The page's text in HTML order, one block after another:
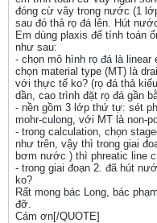
đóng cừ vây trong nước (1
sau đó thả rọ đá lên. Hút
Em dùng plaxis để tính toán
như sau:
- chọn mô hình rọ đá là
chọn material type (MT) là
với thực tế ko? (rọ đá thả
dần, cao trình đặt rọ đá gần
- nền gồm 3 lớp thứ tự: sét
mohr-culong, với MT là non-
- trong calculation, chọn
như trên, vậy thì trong giai
bơm nước ) thì phreatic line
- trong giai đoạn 2. đã hút
ko?
Rất mong bác Long, bác
đỡ.
Cám ơn[/QUOTE]